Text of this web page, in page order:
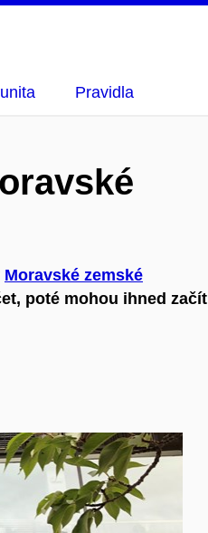
Pravidla
Moravské zemské
poté mohou ihned začít